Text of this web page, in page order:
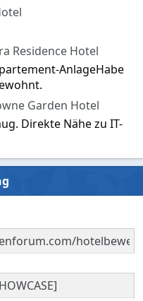
Residence Hotel
AnlageHabe
Garden Hotel
Direkte Nähe zu IT-